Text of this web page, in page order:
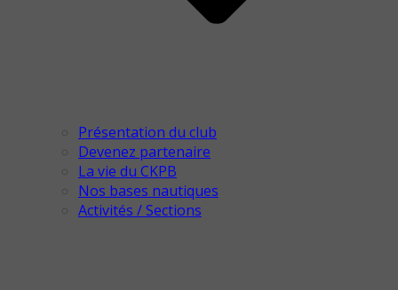
Présentation du club
Devenez partenaire
La vie du CKPB
Nos bases nautiques
Activités / Sections